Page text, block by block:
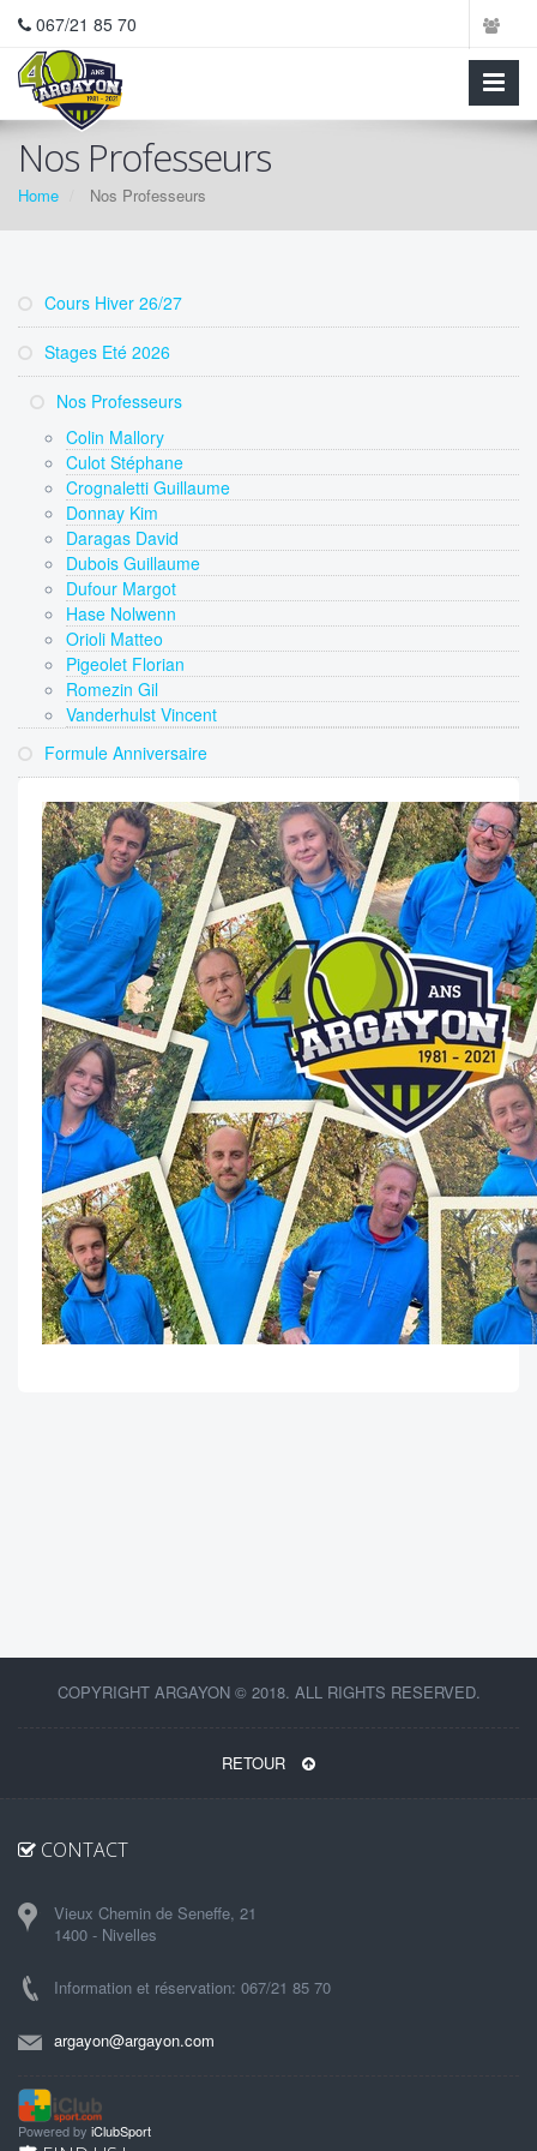
067/21 85 70
Nos Professeurs
Home Nos Professeurs
Cours Hiver 26/27
Stages Eté 2026
Nos Professeurs
Colin Mallory
Culot Stéphane
Crognaletti Guillaume
Donnay Kim
Daragas David
Dubois Guillaume
Dufour Margot
Hase Nolwenn
Orioli Matteo
Pigeolet Florian
Romezin Gil
Vanderhulst Vincent
Formule Anniversaire
COPYRIGHT ARGAYON © 2018. ALL RIGHTS RESERVED.
RETOUR
CONTACT
Vieux Chemin de Seneffe, 21
1400 - Nivelles
Information et réservation: 067/21 85 70
argayon@argayon.com
Powered by iClubSport